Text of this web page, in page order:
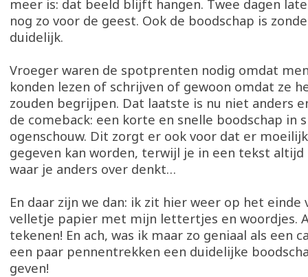
meer is: dat beeld blijft hangen. Twee dagen
nog zo voor de geest. Ook de boodschap is
duidelijk.
Vroeger waren de spotprenten nodig omdat
konden lezen of schrijven of gewoon omdat ze
zouden begrijpen. Dat laatste is nu niet anders
de comeback: een korte en snelle boodschap in
ogenschouw. Dit zorgt er ook voor dat er
gegeven kan worden, terwijl je in een tekst altijd
waar je anders over denkt…
En daar zijn we dan: ik zit hier weer op het einde
velletje papier met mijn lettertjes en woordjes.
tekenen! En ach, was ik maar zo geniaal als een
een paar pennentrekken een duidelijke
geven!